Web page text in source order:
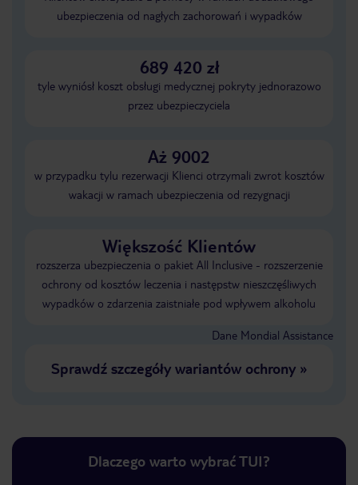
ubezpieczenia od nagłych zachorowań i wypadków
689 420 zł
tyle wyniósł koszt obsługi medycznej pokryty jednorazowo
przez ubezpieczyciela
Aż 9002
w przypadku tylu rezerwacji Klienci otrzymali zwrot kosztów
wakacji w ramach ubezpieczenia od rezygnacji
Większość Klientów
rozszerza ubezpieczenia o pakiet All Inclusive - rozszerzenie
ochrony od kosztów leczenia i następstw nieszczęśliwych
wypadków o zdarzenia zaistniałe pod wpływem alkoholu
Dane Mondial Assistance
Sprawdź szczegóły wariantów ochrony»
Dlaczego warto wybrać TUI?